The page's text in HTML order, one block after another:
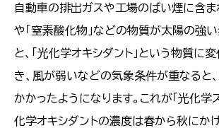
自動車の排出ガスや工場のばい煙に含ま
や「窒素酸化物」などの物質が太陽の強
と、「光化学オキシダント」という物質に
き、風が弱いなどの気象条件が重なると
かかったようになります。これが「光化学
化学オキシダントの濃度は春から秋にか